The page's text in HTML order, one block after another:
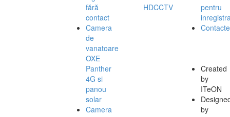
fără
contact
Camera
de
vanatoare
OXE
Panther
4G si
panou
solar
Camera
HDCCTV
pentru
Contacte
Created
by
ITeON
by